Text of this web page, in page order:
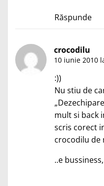
Răspunde
crocodilu
10 iunie 2010
:))
Nu stiu de
mult si back
scris corect
crocodilu de
..e